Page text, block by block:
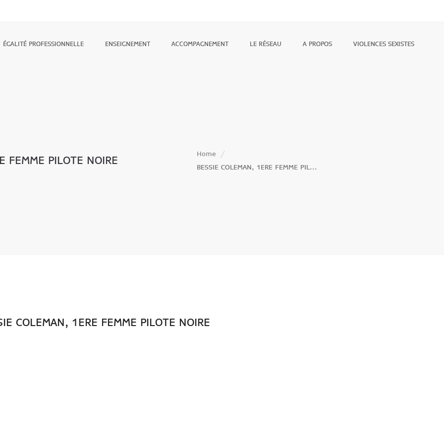
ÉGALITÉ PROFESSIONNELLE ENSEIGNEMENT ACCOMPAGNEMENT LE RÉSEAU A PROPOS VIOLENCES SEXISTES
FEMME PILOTE NOIRE
Home
BESSIE COLEMAN, 1ERE FEMME PIL...
COLEMAN, 1ERE FEMME PILOTE NOIRE